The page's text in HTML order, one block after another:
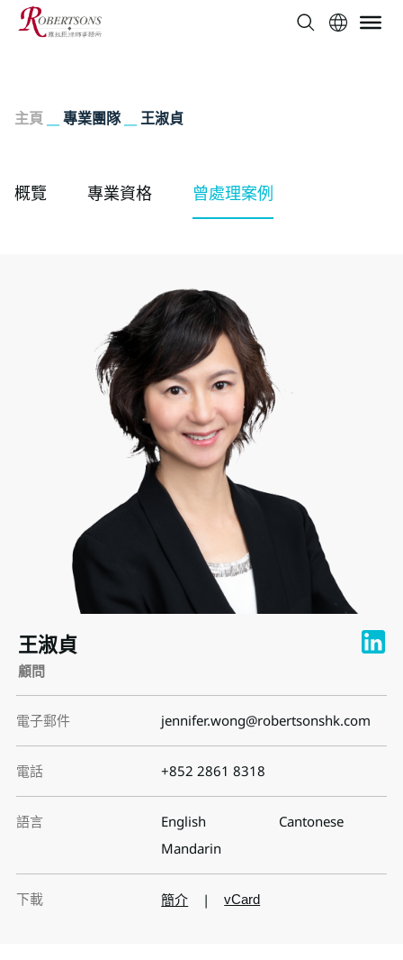
主頁 專業團隊__ 王淑貞
概覽 專業資格 曾處理案例
王淑貞
顧問
電子郵件 jennifer.wong@robertsonshk.com
電話 +852 2861 8318
語言 English
Cantonese
Mandarin
下載 簡介 | vCard